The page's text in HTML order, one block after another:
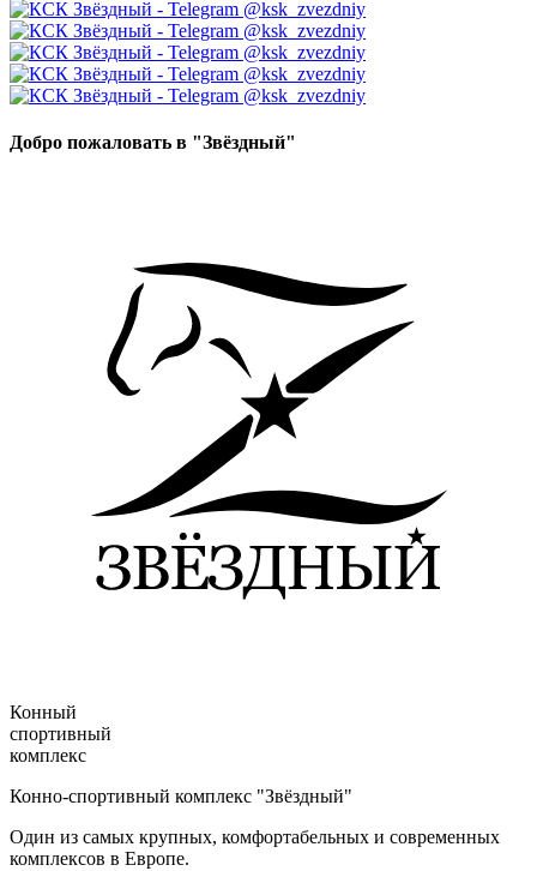
Добро пожаловать в "Звёздный"
Конный
спортивный
комплекс
Конно-спортивный комплекс "Звёздный"
Один из самых крупных, комфортабельных и современных
комплексов в Европе.